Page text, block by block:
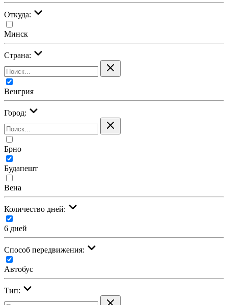
Откуда:
Минск
Страна:
Венгрия
Город:
Брно
Будапешт
Вена
Количество дней:
6 дней
Cпособ передвижения:
Автобус
Тип: